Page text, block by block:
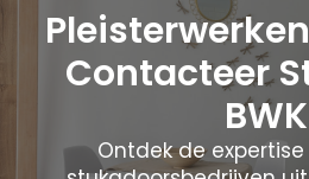
Contacteer
BWK
Ontdek de